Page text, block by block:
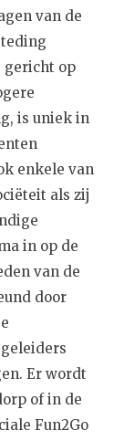
van de
gericht op
is uniek in
enkele van
als zij
in op de
van de
door
Er wordt
of in de
Fun2Go